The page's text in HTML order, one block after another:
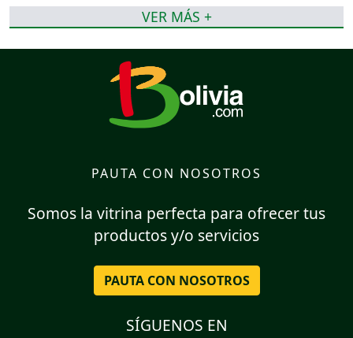
VER MÁS +
PAUTA CON NOSOTROS
Somos la vitrina perfecta para ofrecer tus
productos y/o servicios
PAUTA CON NOSOTROS
SÍGUENOS EN